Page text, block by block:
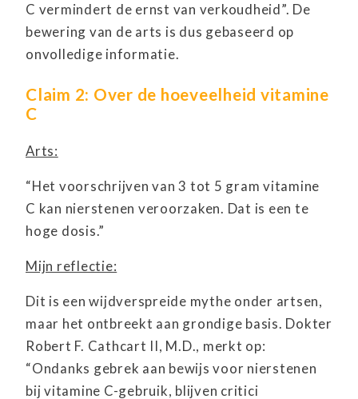
C vermindert de ernst van verkoudheid”. De
bewering van de arts is dus gebaseerd op
onvolledige informatie.
Claim 2: Over de hoeveelheid vitamine
C
Arts:
“Het voorschrijven van 3 tot 5 gram vitamine
C kan nierstenen veroorzaken. Dat is een te
hoge dosis.”
Mijn reflectie:
Dit is een wijdverspreide mythe onder artsen,
maar het ontbreekt aan grondige basis. Dokter
Robert F. Cathcart II, M.D., merkt op:
“Ondanks gebrek aan bewijs voor nierstenen
bij vitamine C-gebruik, blijven critici